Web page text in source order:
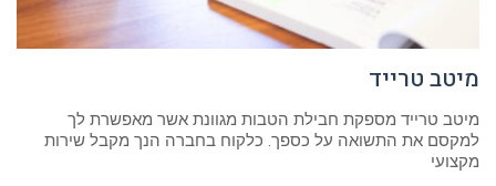
מיטב טרייד
מיטב טרייד מספקת חבילת הטבות מגוונת אשר מאפשרת לך
למקסם את התשואה על כספך. כלקוח בחברה הנך מקבל שירות
מקצועי